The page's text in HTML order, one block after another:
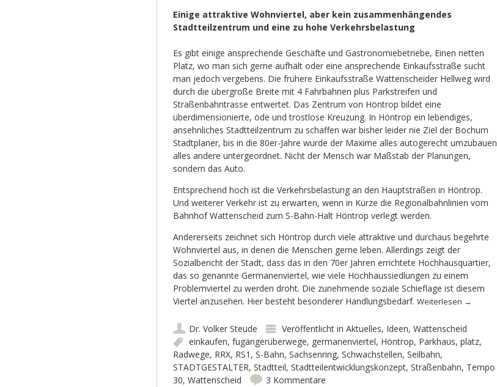
Einige attraktive Wohnviertel, aber kein zusammenhängendes
Stadtteilzentrum und eine zu hohe Verkehrsbelastung
Es gibt einige ansprechende Geschäfte und Gastronomiebetriebe, Einen netten
Platz, wo man sich gerne aufhält oder eine ansprechende Einkaufsstraße sucht
man jedoch vergebens. Die frühere Einkaufsstraße Wattenscheider Hellweg wird
durch die übergroße Breite mit 4 Fahrbahnen plus Parkstreifen und
Straßenbahntrasse entwertet. Das Zentrum von Höntrop bildet eine
überdimensionierte, öde und trostlose Kreuzung. In Höntrop ein lebendiges,
ansehnliches Stadtteilzentrum zu schaffen war bisher leider nie Ziel der Bochum
Stadtplaner, bis in die 80er-Jahre wurde der Maxime alles autogerecht umzubauen
alles andere untergeordnet. Nicht der Mensch war Maßstab der Planungen,
sondern das Auto.
Entsprechend hoch ist die Verkehrsbelastung an den Hauptstraßen in Höntrop.
Und weiterer Verkehr ist zu erwarten, wenn in Kürze die Regionalbahnlinien vom
Bahnhof Wattenscheid zum S-Bahn-Halt Höntrop verlegt werden.
Andererseits zeichnet sich Höntrop durch viele attraktive und durchaus begehrte
Wohnviertel aus, in denen die Menschen gerne leben. Allerdings zeigt der
Sozialbericht der Stadt, dass das in den 70er Jahren errichtete Hochhausquartier,
das so genannte Germanenviertel, wie viele Hochhaussiedlungen zu einem
Problemviertel zu werden droht. Die zunehmende soziale Schieflage ist diesem
Viertel anzusehen. Hier besteht besonderer Handlungsbedarf. Weiterlesen →
Dr. Volker Steude Veröffentlicht in Aktuelles, Ideen, Wattenscheid
einkaufen, fugängerüberwege, germanenviertel, Höntrop, Parkhaus, platz,
Radwege, RRX, RS1 , S-Bahn, Sachsenring, Schwachstellen, Seilbahn,
STADTGESTALTER, Stadtteil, Stadtteilentwicklungskonzept, Straßenbahn, Tempo
30, Wattenscheid 3 Kommentare